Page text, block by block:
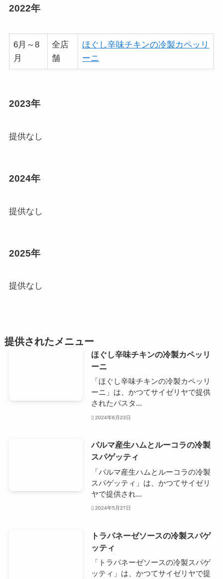
2022年
6月～8
月
全店
舗
ほぐし辛味チキンの冷製カペッリ
ーニ
2023年
提供なし
2024年
提供なし
2025年
提供なし
提供されたメニュー
ほぐし辛味チキンの冷製カペッリ
ーニ
「ほぐし辛味チキンの冷製カペッリ
ーニ」は、かつてサイゼリヤで提供
されたパスタ...
2024年6月23日
パルマ産生ハムとルーコラの冷製
スパゲッティ
「パルマ産生ハムとルーコラの冷製
スパゲッティ」は、かつてサイゼリ
ヤで提供され...
2024年5月27日
トラパネーゼソースの冷製スパゲ
ッティ
「トラパネーゼソースの冷製スパゲ
ッティ」は、かつてサイゼリヤで提